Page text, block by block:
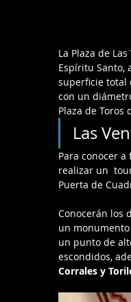
La Plaza de Las
Espíritu Santo,
superficie total
con un
Plaza de Toros
Las
Para conocer
realizar un
Puerta de
Conocerán los
un
un punto de
escondidos,
Corrales y